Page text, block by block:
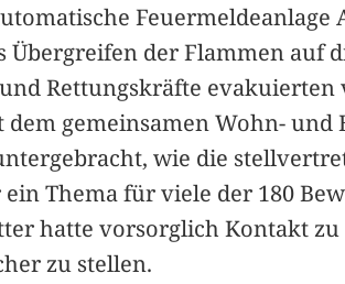
Feuermeldeanlage
der Flammen auf
Rettungskräfte
gemeinsamen Wohn- und
wie die
Thema für viele der 180
hatte vorsorglich Kontakt
zu stellen.